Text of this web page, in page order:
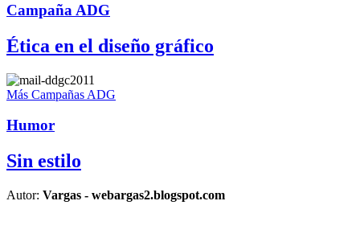
Campaña ADG
Ética en el diseño gráfico
Más Campañas ADG
Humor
Sin estilo
Autor: Vargas - webargas2.blogspot.com